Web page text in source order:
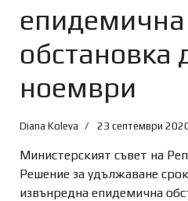
епидемична
обстановка
ноември
Diana Koleva 23 септември
Министерският съвет на
Решение за удължаване
извънредна епидемична